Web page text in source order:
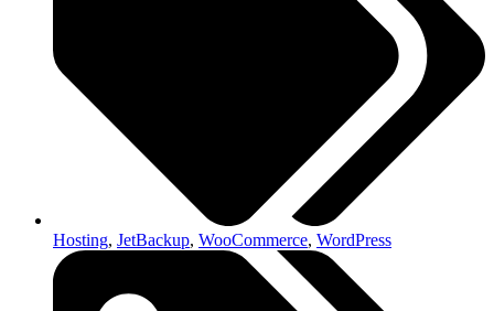
Hosting, JetBackup, WooCommerce, WordPress